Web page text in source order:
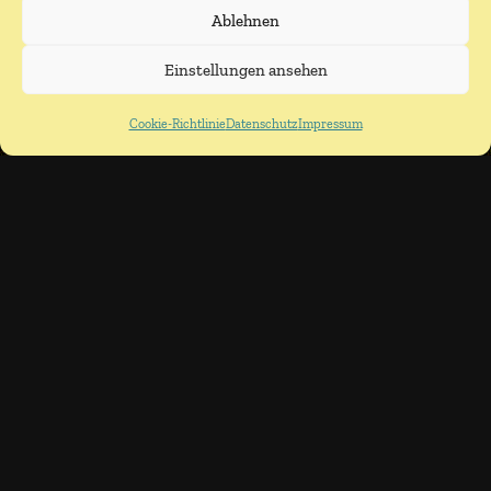
Ablehnen
Einstellungen ansehen
Cookie-RichtlinieDatenschutzImpressum
Detmold, Sommertheater
Tickets
09.09.2026 19:30Uhr